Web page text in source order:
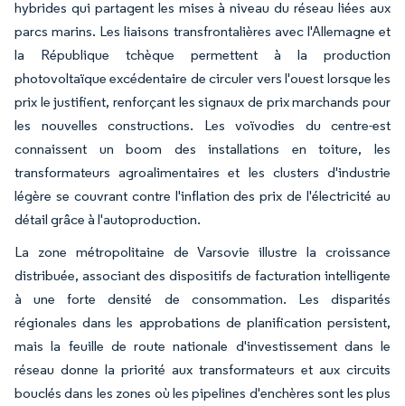
hybrides qui partagent les mises à niveau du réseau liées aux
parcs marins. Les liaisons transfrontalières avec l'Allemagne et
la République tchèque permettent à la production
photovoltaïque excédentaire de circuler vers l'ouest lorsque les
prix le justifient, renforçant les signaux de prix marchands pour
les nouvelles constructions. Les voïvodies du centre-est
connaissent un boom des installations en toiture, les
transformateurs agroalimentaires et les clusters d'industrie
légère se couvrant contre l'inflation des prix de l'électricité au
détail grâce à l'autoproduction.
La zone métropolitaine de Varsovie illustre la croissance
distribuée, associant des dispositifs de facturation intelligente
à une forte densité de consommation. Les disparités
régionales dans les approbations de planification persistent,
mais la feuille de route nationale d'investissement dans le
réseau donne la priorité aux transformateurs et aux circuits
bouclés dans les zones où les pipelines d'enchères sont les plus